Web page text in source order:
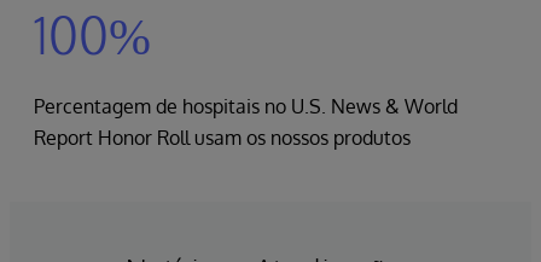
100%
Percentagem de hospitais no U.S. News & World
Report Honor Roll usam os nossos produtos